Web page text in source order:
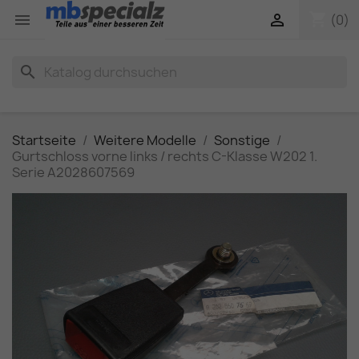
 (0)

search
Startseite Weitere Modelle
Sonstige
Gurtschloss vorne links / rechts C-Klasse W202 1.
Serie A2028607569